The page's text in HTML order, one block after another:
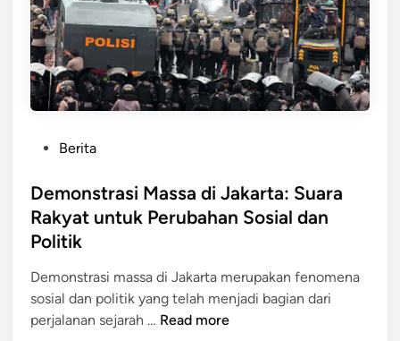
s
t
e
i
n
Berita
Demonstrasi Massa di Jakarta: Suara
Rakyat untuk Perubahan Sosial dan
Politik
Demonstrasi massa di Jakarta merupakan fenomena
sosial dan politik yang telah menjadi bagian dari
perjalanan sejarah … D
Read more